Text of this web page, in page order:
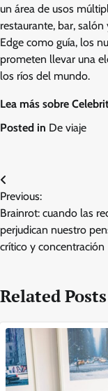
un área de usos
restaurante, bar,
Edge como guía, los
prometen llevar una
los ríos del mundo.
Lea más sobre
Posted in De viaje
Post
navigation
Previous:
Brainrot: cuando las
perjudican nuestro
crítico y concentración
Related Posts